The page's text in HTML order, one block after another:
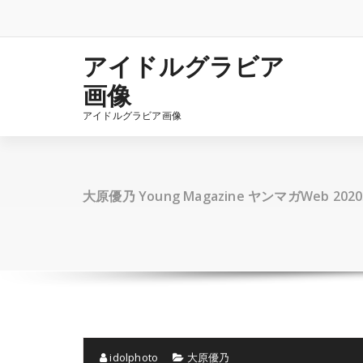
テ
アイドルグラビア
画像
アイドルグラビア画像
大原優乃 Young Magazine ヤンマガWeb
idolphoto 大原優乃